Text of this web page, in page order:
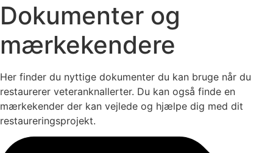
Dokumenter og
mærkekendere
Her finder du nyttige dokumenter du kan bruge når du
restaurerer veteranknallerter. Du kan også finde en
mærkekender der kan vejlede og hjælpe dig med dit
restaureringsprojekt.